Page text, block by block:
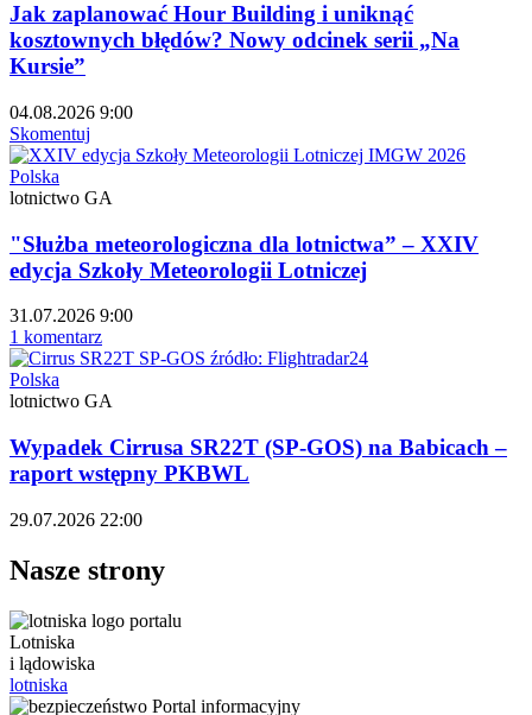
Jak zaplanować Hour Building i uniknąć
kosztownych błędów? Nowy odcinek serii „Na
Kursie”
04.08.2026 9:00
Skomentuj
Polska
lotnictwo GA
"Służba meteorologiczna dla lotnictwa” – XXIV
edycja Szkoły Meteorologii Lotniczej
31.07.2026 9:00
1 komentarz
Polska
lotnictwo GA
Wypadek Cirrusa SR22T (SP-GOS) na Babicach –
raport wstępny PKBWL
29.07.2026 22:00
Nasze strony
Lotniska
i lądowiska
lotniska